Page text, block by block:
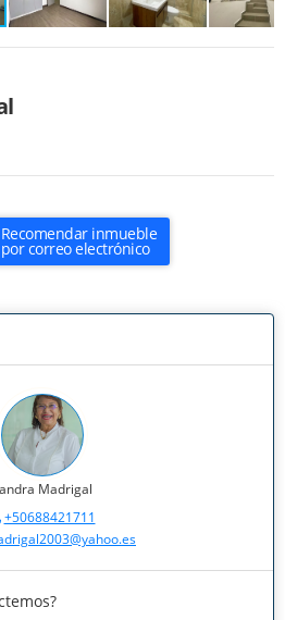
Recomendar inmueble
por correo electrónico
Madrigal
+50688421711